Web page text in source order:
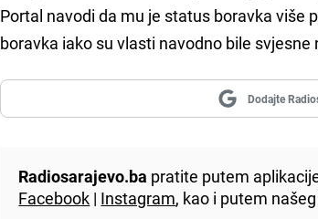
Portal navodi da mu je status boravka
boravka iako su vlasti navodno bile
Dodajte
Radiosarajevo.ba pratite putem
Facebook | Instagram, kao i putem